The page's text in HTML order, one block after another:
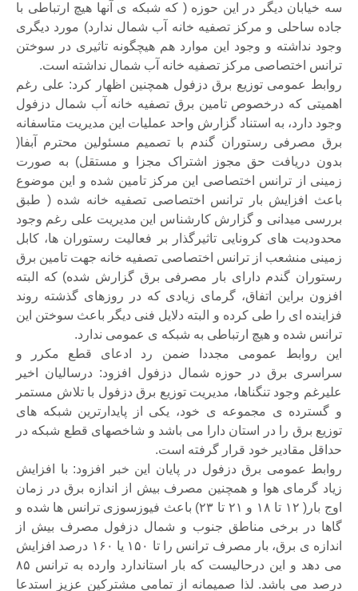
سه خیابان دیگر در این حوزه ( که شبکه ی آنها هیچ ارتباطی با
جاده ساحلی و مرکز تصفیه خانه آب شمال ندارد) مورد دیگری
وجود نداشته و وجود این موارد هم هیچگونه تاثیری در سوختن
ترانس اختصاصی مرکز تصفیه خانه آب شمال نداشته است.
روابط عمومی توزیع برق دزفول همچنین اظهار کرد: علی رغم
اهمیتی که درخصوص تامین برق تصفیه خانه آب شمال دزفول
وجود دارد، به استناد گزارش واحد عملیات این مدیریت متاسفانه
برق مصرفی رستوران گندم با تصمیم مسئولین محترم آبفا(
بدون دریافت حق مجوز اشتراک مجزا و مستقل) به صورت
زمینی از ترانس اختصاصی این مرکز تامین شده و این موضوع
باعث افزایش بار ترانس اختصاصی تصفیه خانه شده ( طبق
بررسی میدانی و گزارش کارشناس این مدیریت علی رغم وجود
محدودیت های کرونایی تاثیرگذار بر فعالیت رستوران ها، کابل
زمینی منشعب از ترانس اختصاصی تصفیه خانه جهت تامین برق
رستوران گندم دارای بار مصرفی برق گزارش شده) که البته
افزون براین اتفاق، گرمای زیادی که در روزهای گذشته روند
فزاینده ای را طی کرده و البته دلایل فنی دیگر باعث سوختن این
ترانس شده و هیچ ارتباطی به شبکه ی عمومی ندارد.
این روابط عمومی مجددا ضمن رد ادعای قطع مکرر و
سراسری برق در حوزه شمال دزفول افزود: درسالیان اخیر
علیرغم وجود تنگناها، مدیریت توزیع برق دزفول با تلاش مستمر
و گسترده ی مجموعه ی خود، یکی از پایدارترین شبکه های
توزیع برق را در استان دارا می باشد و شاخصهای قطع شبکه در
حداقل مقادیر خود قرار گرفته است.
روابط عمومی برق دزفول در پایان این خبر افزود: با افزایش
زیاد گرمای هوا و همچنین مصرف بیش از اندازه برق در زمان
اوج بار( ۱۲ تا ۱۸ و ۲۱ تا ۲۳) باعث فیوزسوزی ترانس ها شده و
گاها در برخی مناطق جنوب و شمال دزفول مصرف بیش از
اندازه ی برق، بار مصرف ترانس را تا ۱۵۰ یا ۱۶۰ درصد افزایش
می دهد و این درحالیست که بار استاندارد وارده به ترانس ۸۵
درصد می باشد. لذا صمیمانه از تمامی مشترکین عزیز استدعا